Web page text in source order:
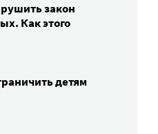
закон
Как этого
детям